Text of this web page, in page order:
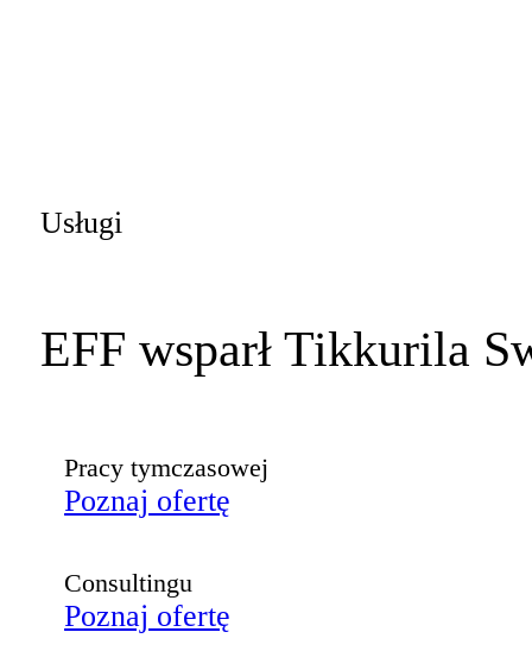
Usługi
EFF wsparł Tikkurila
Pracy tymczasowej
Poznaj ofertę
Consultingu
Poznaj ofertę